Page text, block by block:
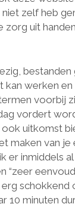
zelf heb
zorg uit
kan werken
voorbij
vordert
uitkomst
maken van je
er inmiddels
“zeer
schokkend
10 minuten